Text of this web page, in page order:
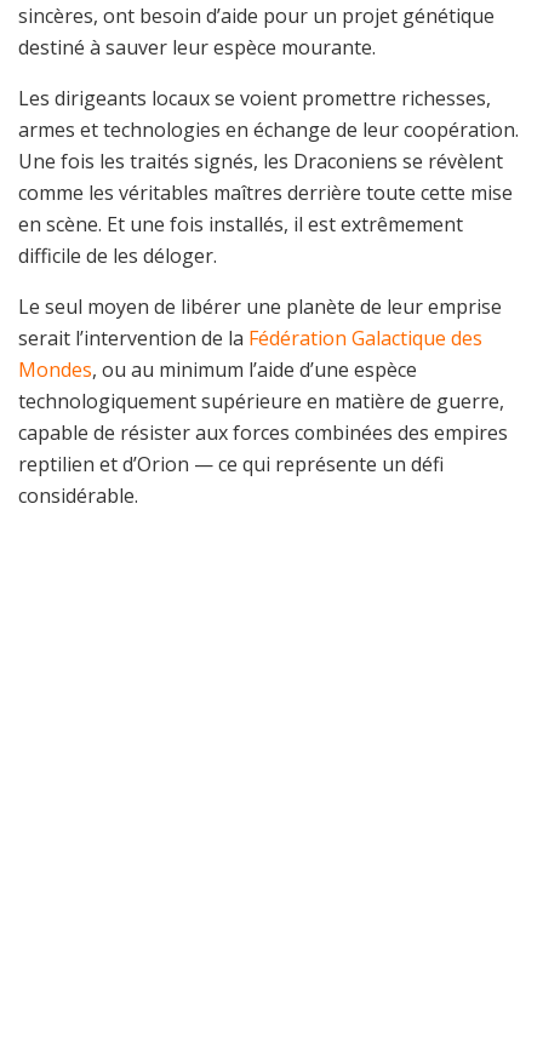
sincères, ont besoin d’aide pour un projet génétique
destiné à sauver leur espèce mourante.
Les dirigeants locaux se voient promettre richesses,
armes et technologies en échange de leur coopération.
Une fois les traités signés, les Draconiens se révèlent
comme les véritables maîtres derrière toute cette mise
en scène. Et une fois installés, il est extrêmement
difficile de les déloger.
Le seul moyen de libérer une planète de leur emprise
serait l’intervention de la Fédération Galactique des
Mondes, ou au minimum l’aide d’une espèce
technologiquement supérieure en matière de guerre,
capable de résister aux forces combinées des empires
reptilien et d’Orion — ce qui représente un défi
considérable.